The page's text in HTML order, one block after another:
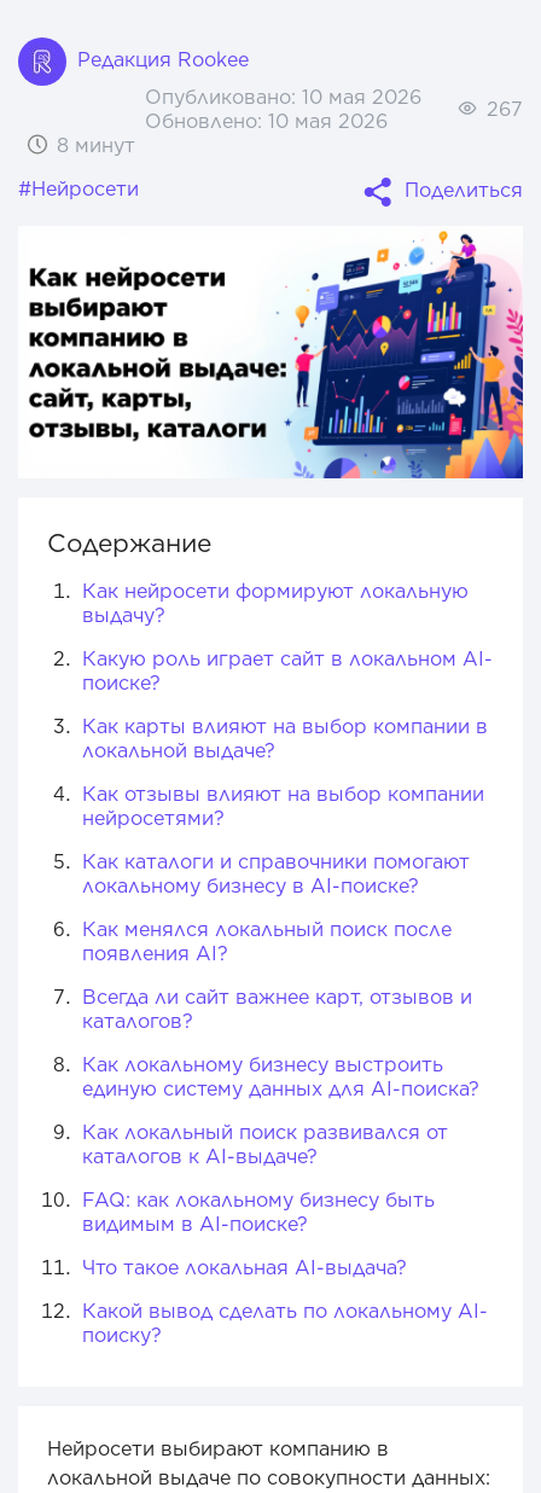
Редакция Rookee
Опубликовано: 10 мая 2026
Обновлено: 10 мая 2026
267
8 минут
#Нейросети
Поделиться
Содержание
Как нейросети формируют локальную
выдачу?
Какую роль играет сайт в локальном AI-
поиске?
Как карты влияют на выбор компании в
локальной выдаче?
Как отзывы влияют на выбор компании
нейросетями?
Как каталоги и справочники помогают
локальному бизнесу в AI-поиске?
Как менялся локальный поиск после
появления AI?
Всегда ли сайт важнее карт, отзывов и
каталогов?
Как локальному бизнесу выстроить
единую систему данных для AI-поиска?
Как локальный поиск развивался от
каталогов к AI-выдаче?
FAQ: как локальному бизнесу быть
видимым в AI-поиске?
Что такое локальная AI-выдача?
Какой вывод сделать по локальному AI-
поиску?
Нейросети выбирают компанию в
локальной выдаче по совокупности данных: